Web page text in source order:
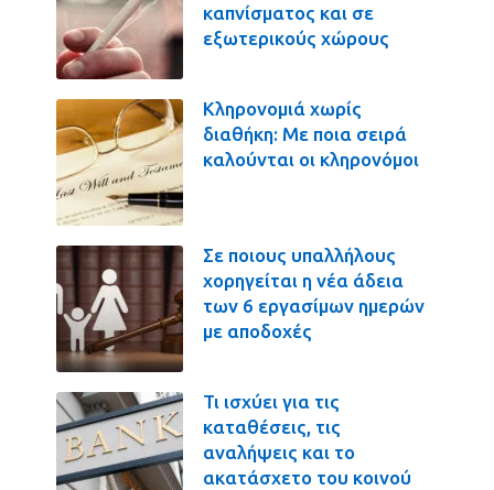
καπνίσματος και σε
εξωτερικούς χώρους
Κληρονομιά χωρίς
διαθήκη: Με ποια σειρά
καλούνται οι κληρονόμοι
Σε ποιους υπαλλήλους
χορηγείται η νέα άδεια
των 6 εργασίμων ημερών
με αποδοχές
Τι ισχύει για τις
καταθέσεις, τις
αναλήψεις και το
ακατάσχετο του κοινού